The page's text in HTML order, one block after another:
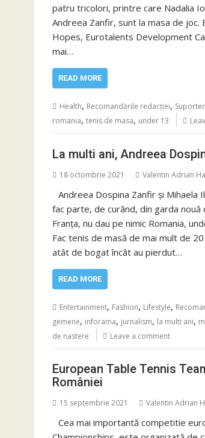
patru tricolori, printre care Nadalia
Andreea Zanfir, sunt la masa de
Hopes, Eurotalents Development
mai…
READ MORE
Health, Recomandările redacției,
romania, tenis de masa, under 13
La multi ani, Andreea
18 octombrie 2021 Valentin Adrian
Andreea Dospina Zanfir și Mihaela
fac parte, de curând, din garda nouă
Franţa, nu dau pe nimic Romania,
Fac tenis de masă de mai mult de
atât de bogat încât au pierdut…
READ MORE
Entertainment, Fashion, Lifestyle,
gemene, inforama, jurnalism, la multi ani,
de nastere
Leave a comment
European Table Tennis
României
15 septembrie 2021 Valentin Adrian
Cea mai importantă competitie